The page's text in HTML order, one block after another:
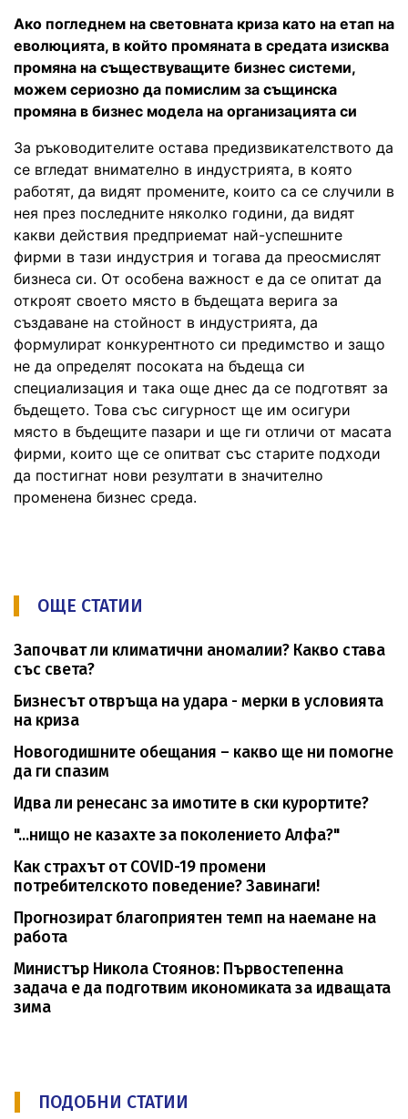
Ако погледнем на световната криза като на етап на
еволюцията, в който промяната в средата изисква
промяна на съществуващите бизнес системи,
можем сериозно да помислим за същинска
промяна в бизнес модела на организацията си
За ръководителите остава предизвикателството да
се вгледат внимателно в индустрията, в която
работят, да видят промените, които са се случили в
нея през последните няколко години, да видят
какви действия предприемат най-успешните
фирми в тази индустрия и тогава да преосмислят
бизнеса си. От особена важност е да се опитат да
откроят своето място в бъдещата верига за
създаване на стойност в индустрията, да
формулират конкурентното си предимство и защо
не да определят посоката на бъдеща си
специализация и така още днес да се подготвят за
бъдещето. Това със сигурност ще им осигури
място в бъдещите пазари и ще ги отличи от масата
фирми, които ще се опитват със старите подходи
да постигнат нови резултати в значително
променена бизнес среда.
ОЩЕ СТАТИИ
Започват ли климатични аномалии? Какво става
със света?
Бизнесът отвръща на удара - мерки в условията
на криза
Новогодишните обещания – какво ще ни помогне
да ги спазим
Идва ли ренесанс за имотите в ски курортите?
"...нищо не казахте за поколението Алфа?"
Как страхът от COVID-19 промени
потребителското поведение? Завинаги!
Прогнозират благоприятен темп на наемане на
работа
Министър Никола Стоянов: Първостепенна
задача е да подготвим икономиката за идващата
зима
ПОДОБНИ СТАТИИ